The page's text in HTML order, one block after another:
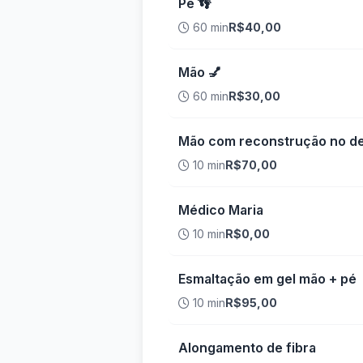
Pé 👣
60 minR$40,00
Mão 💅
60 minR$30,00
Mão com reconstrução no
10 minR$70,00
Médico Maria
10 minR$0,00
Esmaltação em gel mão + pé
10 minR$95,00
Alongamento de fibra